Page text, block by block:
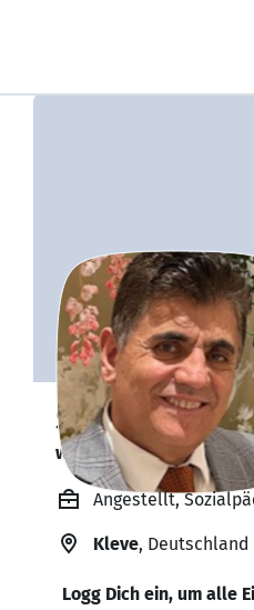
Shafique
würde sich über soziale
Angestellt,
Kleve, Deutschland
Logg Dich ein, um alle